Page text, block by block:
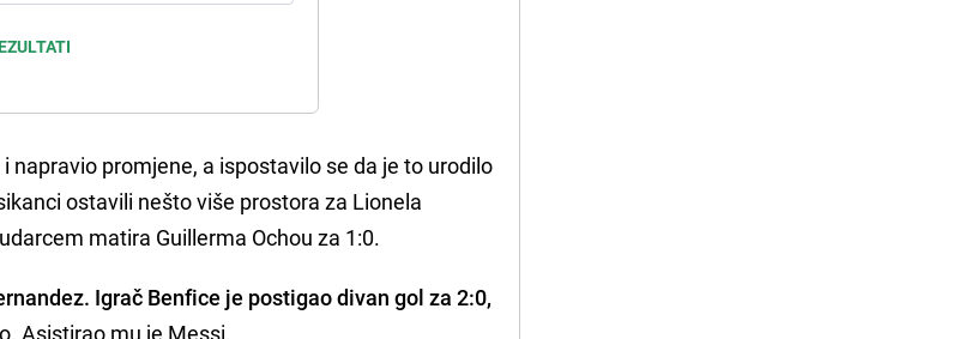
napravio promjene, a ispostavilo se da je to urodilo
ostavili nešto više prostora za Lionela
matira Guillerma Ochou za 1:0.
Igrač Benfice je postigao divan gol za 2:0,
Asistirao mu je Messi.